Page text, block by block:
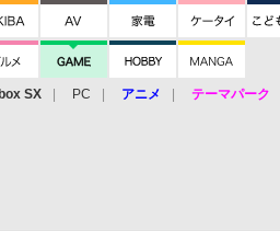
SX PC アニメ テーマパーク